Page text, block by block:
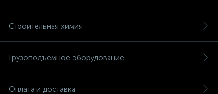
Строительная химия
Грузоподъемное оборудование
Оплата и доставка